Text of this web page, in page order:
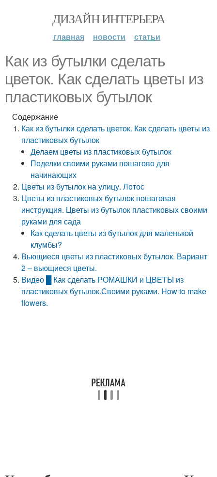
ДИЗАЙН ИНТЕРЬЕРА
главная новости статьи
Как из бутылки сделать
цветок. Как сделать цветы из
пластиковых бутылок
Содержание
Как из бутылки сделать цветок. Как сделать цветы из
пластиковых бутылок
Делаем цветы из пластиковых бутылок
Поделки своими руками пошагово для
начинающих
Цветы из бутылок на улицу. Лотос
Цветы из пластиковых бутылок пошаговая
инструкция. Цветы из бутылок пластиковых своими
руками для сада
Как сделать цветы из бутылок для маленькой
клумбы?
Вьющиеся цветы из пластиковых бутылок. Вариант
2 – вьющиеся цветы.
Видео █ Как сделать РОМАШКИ и ЦВЕТЫ из
пластиковых бутылок.Своими руками. How to make
flowers.